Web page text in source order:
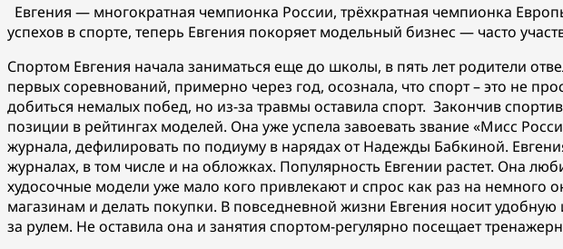
Евгения — многократная чемпионка России, трёхкратная чемпионка
успехов в спорте, теперь Евгения покоряет модельный бизнес — часто
Спортом Евгения начала заниматься еще до школы, в пять лет родители
первых соревнований, примерно через год, осознала, что спорт – это не
добиться немалых побед, но из-за травмы оставила спорт. Закончив
позиции в рейтингах моделей. Она уже успела завоевать звание «Мисс
журнала, дефилировать по подиуму в нарядах от Надежды Бабкиной.
журналах, в том числе и на обложках. Популярность Евгении растет. Она
худосочные модели уже мало кого привлекают и спрос как раз на немного
магазинам и делать покупки. В повседневной жизни Евгения носит
за рулем. Не оставила она и занятия спортом-регулярно посещает